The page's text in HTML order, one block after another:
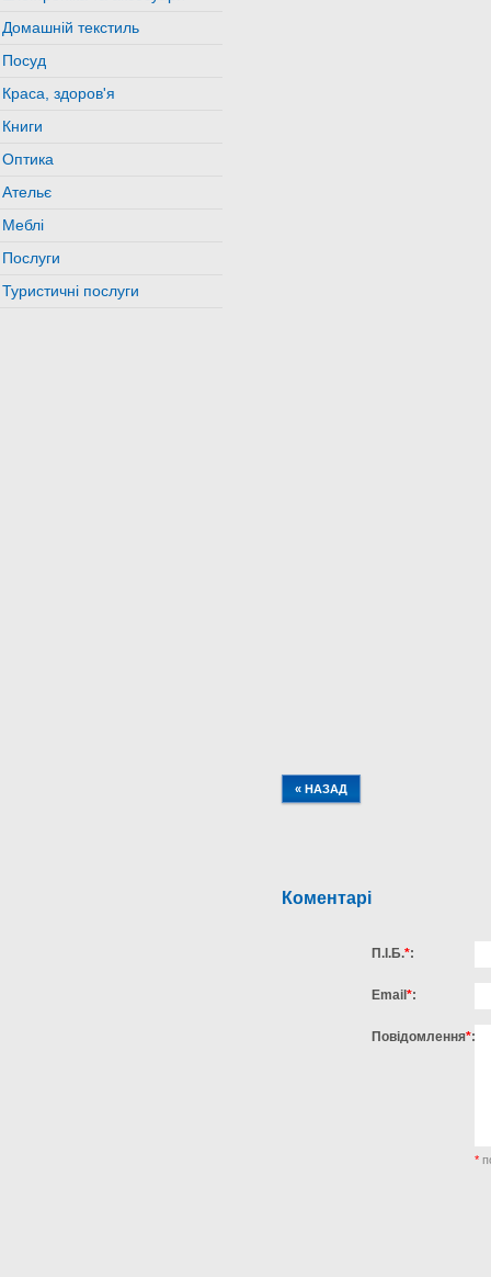
Домашній текстиль
Посуд
Краса, здоров'я
Книги
Оптика
Ательє
Меблі
Послуги
Туристичні послуги
« НАЗАД
Коментарі
П.І.Б.*:
Email *:
Повідомлення*:
*